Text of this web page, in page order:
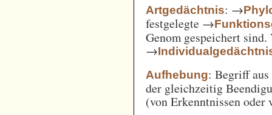
Artgedächtnis: →
festgelegte →
Genom gespeichert sind.
→
Aufhebung: Begriff
der gleichzeitig
(von Erkenntnissen